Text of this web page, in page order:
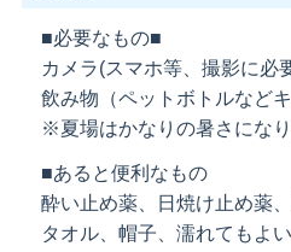
■必要なもの■
カメラ(スマホ等、撮影に必
飲み物（ペットボトルなどキ
※夏場はかなりの暑さになり
■あると便利なもの
酔い止め薬、日焼け止め薬、
タオル、帽子、濡れてもよい